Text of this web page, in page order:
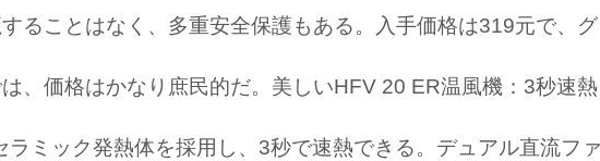
ることはなく、多重安全保護もある。入手価格は319元で、
、価格はかなり庶民的だ。美しいHFV 20 ER温風機：3秒速
ミック発熱体を採用し、3秒で速熱できる。デュアル直流ファ